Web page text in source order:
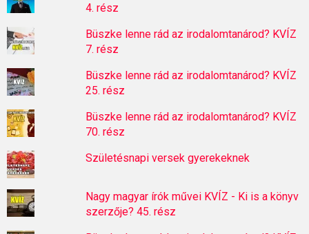
4. rész
Büszke lenne rád az irodalomtanárod? KVÍZ
7. rész
Büszke lenne rád az irodalomtanárod? KVÍZ
25. rész
Büszke lenne rád az irodalomtanárod? KVÍZ
70. rész
Születésnapi versek gyerekeknek
Nagy magyar írók művei KVÍZ - Ki is a könyv
szerzője? 45. rész